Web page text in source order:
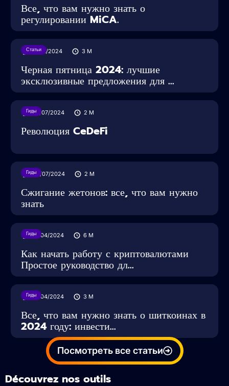
Все, что вам нужно знать о
регулировании MiCA.
Статьи
29/11/2024 3 M
Черная пятница 2024: лучшие
эксклюзивные предложения для ...
Гиды05/07/2024 2 M
Революция CeDeFi
Гиды02/07/2024 2 M
Сжигание жетонов: все, что вам нужно
знать
Гиды16/04/2024 6 M
Как начать работу с криптовалютами
Простое руководство дл...
Гиды16/04/2024 3 M
Все, что вам нужно знать о шиткоинах в
2024 году: инвести...
Посмотреть все статьи
Découvrez nos outils